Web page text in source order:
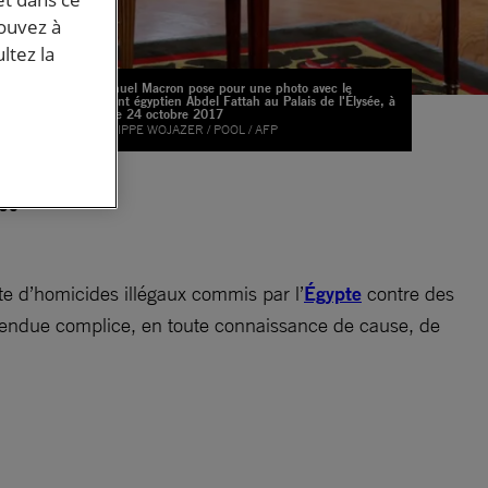
Emmanuel Macron pose pour une photo avec le
président égyptien Abdel Fattah au Palais de l'Élysée, à
Paris, le 24 octobre 2017
© PHILIPPE WOJAZER / POOL / AFP
illégaux commis par l’Égypte contre des
complice, en toute connaissance de cause, de
à
la